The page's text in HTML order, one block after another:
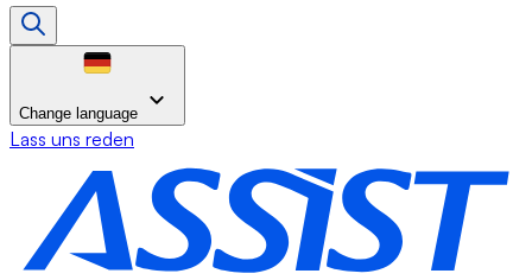
Change language
Lass uns reden